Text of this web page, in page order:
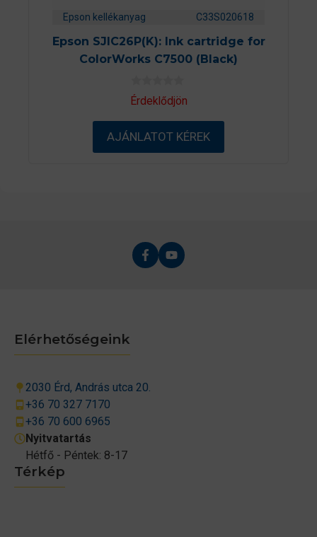
Epson kellékanyag C33S020618
Epson SJIC26P(K): Ink cartridge for
ColorWorks C7500 (Black)
0
a
-
ő
Érdeklődjön
AJÁNLATOT KÉREK
Térkép
Elérhetőségeink
2030 Érd, András utca 20.
+36 70 327 7170
+36 70 600 6965
Nyitvatartás
Hétfő - Péntek: 8-17